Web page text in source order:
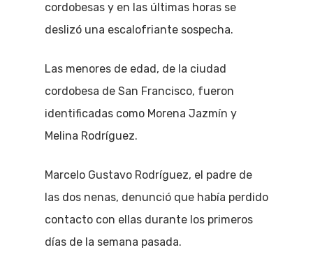
cordobesas y en las últimas horas se
deslizó una escalofriante sospecha.
Las menores de edad, de la ciudad
cordobesa de San Francisco, fueron
identificadas como Morena Jazmín y
Melina Rodríguez.
Marcelo Gustavo Rodríguez, el padre de
las dos nenas, denunció que había perdido
contacto con ellas durante los primeros
días de la semana pasada.